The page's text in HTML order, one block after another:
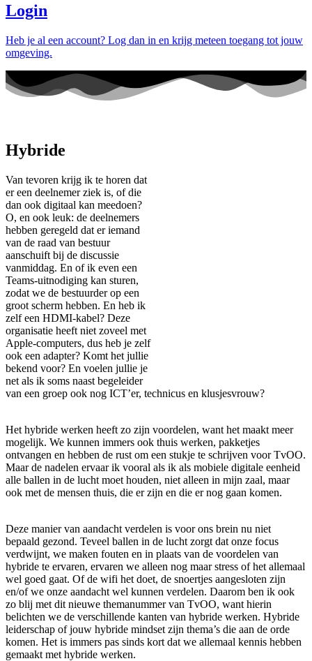
Login
Heb je al een account? Log dan in en krijg meteen toegang tot jouw
omgeving.
Hybride
Van tevoren krijg ik te horen dat
er een deelnemer ziek is, of die
dan ook digitaal kan meedoen?
O, en ook leuk: de deelnemers
hebben geregeld dat er iemand
van de raad van bestuur
aanschuift bij de discussie
vanmiddag. En of ik even een
Teams-uitnodiging kan sturen,
zodat we de bestuurder op een
groot scherm hebben. En heb ik
zelf een HDMI-kabel? Deze
organisatie heeft niet zoveel met
Apple-computers, dus heb je zelf
ook een adapter? Komt het jullie
bekend voor? En voelen jullie je
net als ik soms naast begeleider
van een groep ook nog ICT’er, technicus en klusjesvrouw?
Het hybride werken heeft zo zijn voordelen, want het maakt meer
mogelijk. We kunnen immers ook thuis werken, pakketjes
ontvangen en hebben de rust om een stukje te schrijven voor TvOO.
Maar de nadelen ervaar ik vooral als ik als mobiele digitale eenheid
alle ballen in de lucht moet houden, niet alleen in mijn zaal, maar
ook met de mensen thuis, die er zijn en die er nog gaan komen.
Deze manier van aandacht verdelen is voor ons brein nu niet
bepaald gezond. Teveel ballen in de lucht zorgt dat onze focus
verdwijnt, we maken fouten en in plaats van de voordelen van
hybride te ervaren, ervaren we alleen nog maar stress of het allemaal
wel goed gaat. Of de wifi het doet, de snoertjes aangesloten zijn
en/of we onze aandacht wel kunnen verdelen. Daarom ben ik ook
zo blij met dit nieuwe themanummer van TvOO, want hierin
belichten we de verschillende kanten van hybride werken. Hybride
leiderschap of jouw hybride mindset zijn thema’s die aan de orde
komen. Het is immers pas sinds kort dat we allemaal kennis hebben
gemaakt met hybride werken.